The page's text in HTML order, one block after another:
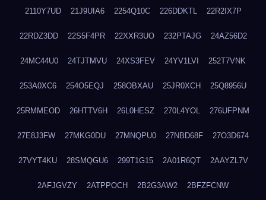
2110Y7UD 21J9UIA6 2254Q10C 226DDKTL 22R2IX7P
22RDZ3DD 22S5F4PR 22XXR3UO 232PTAJG 24AZ56D2
24MC44U0 24TJTMVU 24XS3FEV 24YV1LVI 252T7VNK
253A0XC6 254O5EQJ 258OBXAU 25JR0XCH 25Q8956U
25RMMEOD 26HTTV6H 26L0HESZ 270L4YOL 276UFPNM
27E8J3FW 27MKG0DU 27MNQPU0 27NBD68F 27O3D674
27VYT4KU 28SMQGU6 299T1G15 2A01R6QT 2AAYZL7V
2AFJGVZY 2ATPPOCH 2B2G3AW2 2BFZFCNW